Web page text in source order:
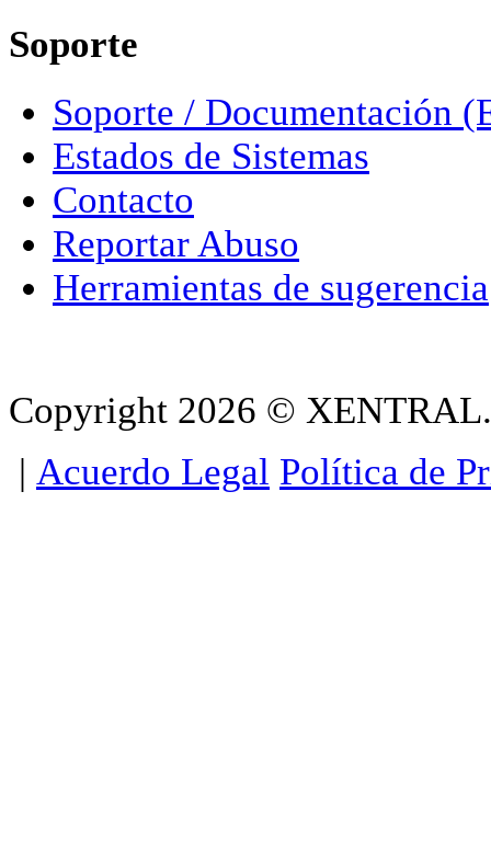
Soporte
Soporte / Documentación
Estados de Sistemas
Contacto
Reportar Abuso
Herramientas de sugerencia
Copyright 2026 © XENTRAL.
| Acuerdo Legal Política de